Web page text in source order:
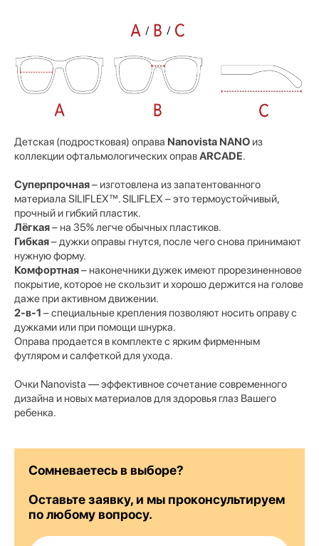
Детская (подростковая) оправа Nanovista NANO из
коллекции офтальмологических оправARCADE.
Суперпрочная– изготовлена из запатентованного
материала SILIFLEX™. SILIFLEX – это термоустойчивый,
прочный и гибкий пластик.
Лёгкая– на 35% легче обычных пластиков.
Гибкая– дужки оправы гнутся, после чего снова принимают
нужную форму.
Комфортная– наконечники дужек имеют прорезиненновое
покрытие, которое не скользит и хорошо держится на голове
даже при активном движении.
2-в-1 – специальные крепления позволяют носить оправу с
дужками или при помощи шнурка.
Оправа продается в комплекте с ярким фирменным
футляром и салфеткой для ухода.
Очки Nanovista — эффективное сочетание современного
дизайна и новых материалов для здоровья глаз Вашего
ребенка.
Сомневаетесь в выборе?
Оставьте заявку, и мы проконсультируем
по любому вопросу.